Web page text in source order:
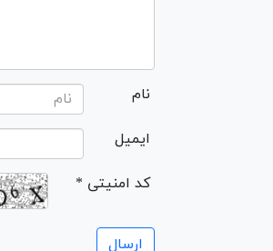
نام
ایمیل
* کد امنیتی